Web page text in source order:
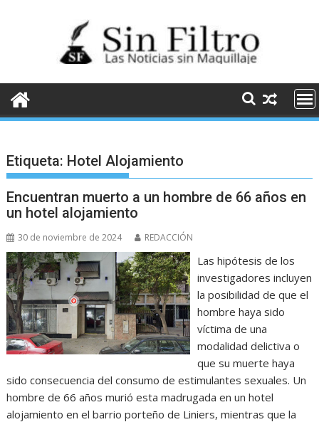
Etiqueta: Hotel Alojamiento
Encuentran muerto a un hombre de 66 años en
un hotel alojamiento
30 de noviembre de 2024 REDACCIÓN
Las hipótesis de los
investigadores incluyen
la posibilidad de que el
hombre haya sido
víctima de una
modalidad delictiva o
que su muerte haya
sido consecuencia del consumo de estimulantes sexuales. Un
hombre de 66 años murió esta madrugada en un hotel
alojamiento en el barrio porteño de Liniers, mientras que la